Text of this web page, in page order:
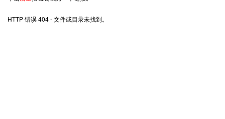
HTTP 错误 404 - 文件或目录未找到。